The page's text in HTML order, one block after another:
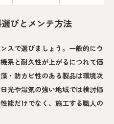
びとメンテ方法
スで選びましょう。一般的にウ
系と耐久性が上がるにつれて価
・防カビ性のある製品は環境次
光や湿気の強い地域では検討価
能だけでなく、施工する職人の